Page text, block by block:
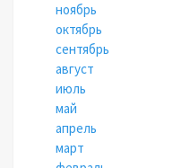
ноябрь
октябрь
сентябрь
август
июль
май
апрель
март